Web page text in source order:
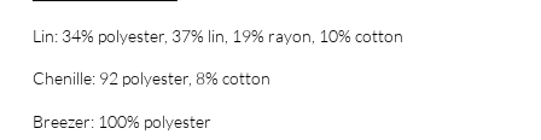
Lin: 34% polyester, 37% lin, 19% rayon, 10% cotton
Chenille: 92 polyester, 8% cotton
Breezer: 100% polyester